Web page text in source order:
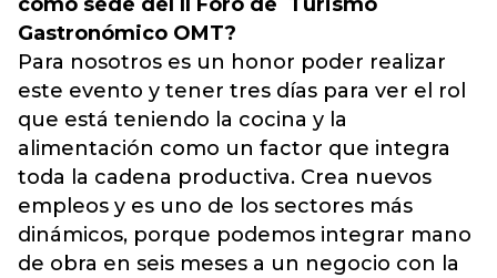
Gastronómico OMT?
Para nosotros es un honor poder realizar
este evento y tener tres días para ver el rol
que está teniendo la cocina y la
alimentación como un factor que integra
toda la cadena productiva. Crea nuevos
empleos y es uno de los sectores más
dinámicos, porque podemos integrar mano
de obra en seis meses a un negocio con la